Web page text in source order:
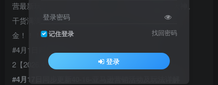
营最新玩法，贴心助你从0-1、1-N转变晋升成运营大神。
干货满满，612节集直播实操视频，学完美滋滋賺美
金！！！！
#4月1日同步更新40-12-listing打造与产品上架
2【2026.4.1】.mp4
#4月17日同步更新40-16-亚马逊营销活动及玩法详解
登录密码
记住登录 找回密码
登录